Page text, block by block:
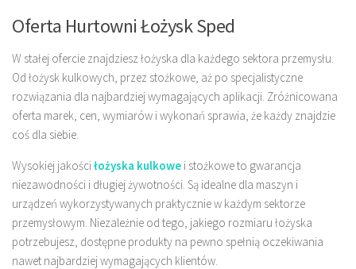
Oferta Hurtowni Łożysk Sped
W stałej ofercie znajdziesz łożyska dla każdego sektora przemysłu.
Od łożysk kulkowych, przez stożkowe, aż po specjalistyczne
rozwiązania dla najbardziej wymagających aplikacji. Zróżnicowana
oferta marek, cen, wymiarów i wykonań sprawia, że każdy znajdzie
coś dla siebie.
Wysokiej jakościłożyska kulkowe i stożkowe to gwarancja
niezawodności i długiej żywotności. Są idealne dla maszyn i
urządzeń wykorzystywanych praktycznie w każdym sektorze
przemysłowym. Niezależnie od tego, jakiego rozmiaru łożyska
potrzebujesz, dostępne produkty na pewno spełnią oczekiwania
nawet najbardziej wymagających klientów.